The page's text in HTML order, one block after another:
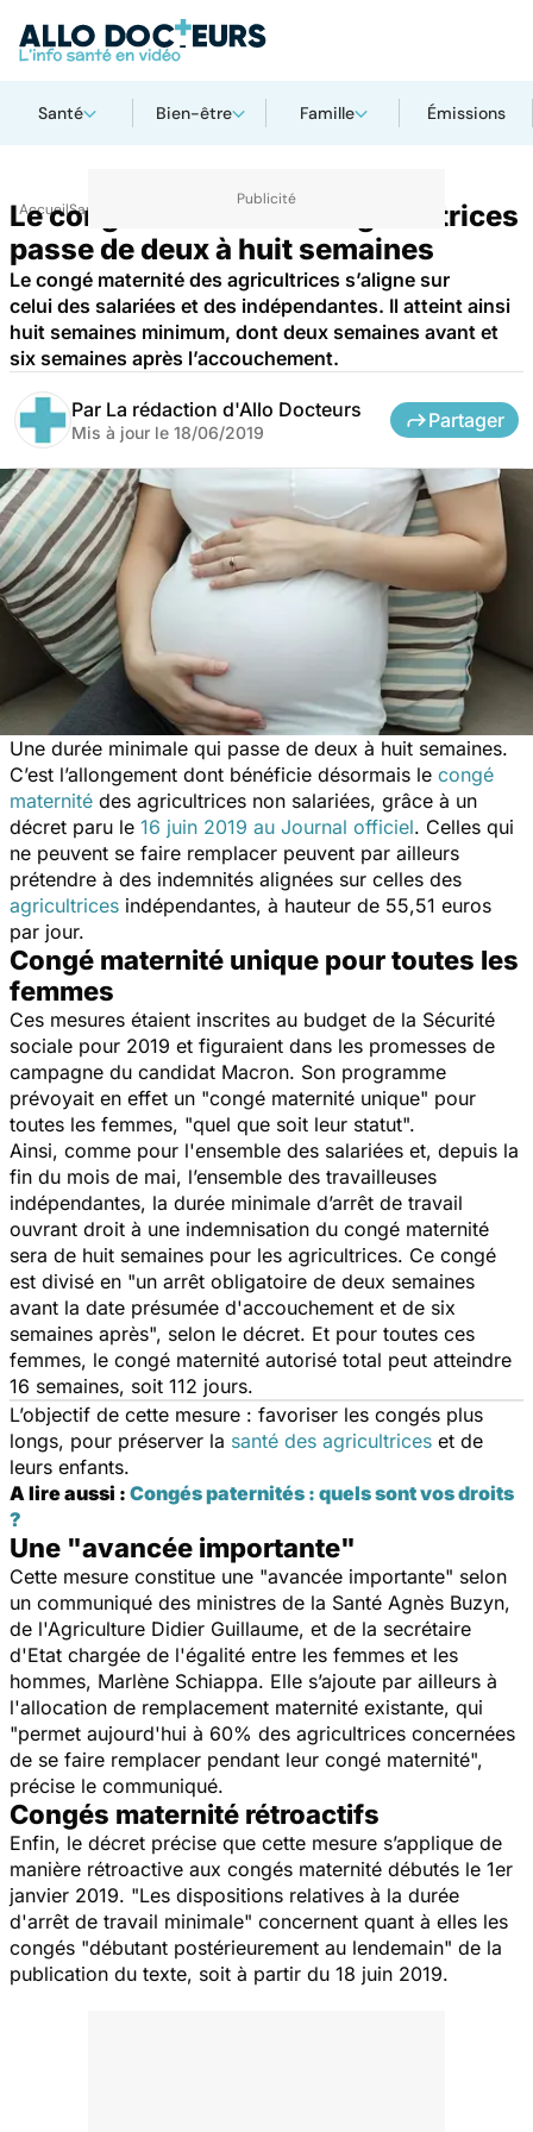
Santé Bien-être Famille Émissions
AccueilSanté
Le congé maternité des agricultrices
passe de deux à huit semaines
Le congé maternité des agricultrices s’aligne sur
celui des salariées et des indépendantes. Il atteint ainsi
huit semaines minimum, dont deux semaines avant et
six semaines après l’accouchement.
Par La rédaction d'Allo Docteurs
Mis à jour le 18/06/2019
Partager
Une durée minimale qui passe de deux à huit semaines.
C’est l’allongement dont bénéficie désormais le congé
maternité des agricultrices non salariées, grâce à un
décret paru le 16 juin 2019 au Journal officiel. Celles qui
ne peuvent se faire remplacer peuvent par ailleurs
prétendre à des indemnités alignées sur celles des
agricultrices indépendantes, à hauteur de 55,51 euros
par jour.
Congé maternité unique pour toutes les
femmes
Ces mesures étaient inscrites au budget de la Sécurité
sociale pour 2019 et figuraient dans les promesses de
campagne du candidat Macron. Son programme
prévoyait en effet un "congé maternité unique" pour
toutes les femmes, "quel que soit leur statut".
Ainsi, comme pour l'ensemble des salariées et, depuis la
fin du mois de mai, l’ensemble des travailleuses
indépendantes, la durée minimale d’arrêt de travail
ouvrant droit à une indemnisation du congé maternité
sera de huit semaines pour les agricultrices. Ce congé
est divisé en "un arrêt obligatoire de deux semaines
avant la date présumée d'accouchement et de six
semaines après", selon le décret. Et pour toutes ces
femmes, le congé maternité autorisé total peut atteindre
16 semaines, soit 112 jours.
L’objectif de cette mesure : favoriser les congés plus
longs, pour préserver la santé des agricultrices et de
leurs enfants.
A lire aussi : Congés paternités : quels sont vos droits
?
Une "avancée importante"
Cette mesure constitue une "avancée importante" selon
un communiqué des ministres de la Santé Agnès Buzyn,
de l'Agriculture Didier Guillaume, et de la secrétaire
d'Etat chargée de l'égalité entre les femmes et les
hommes, Marlène Schiappa. Elle s’ajoute par ailleurs à
l'allocation de remplacement maternité existante, qui
"permet aujourd'hui à 60% des agricultrices concernées
de se faire remplacer pendant leur congé maternité",
précise le communiqué.
Congés maternité rétroactifs
Enfin, le décret précise que cette mesure s’applique de
manière rétroactive aux congés maternité débutés le 1er
janvier 2019. "Les dispositions relatives à la durée
d'arrêt de travail minimale" concernent quant à elles les
congés "débutant postérieurement au lendemain" de la
publication du texte, soit à partir du 18 juin 2019.